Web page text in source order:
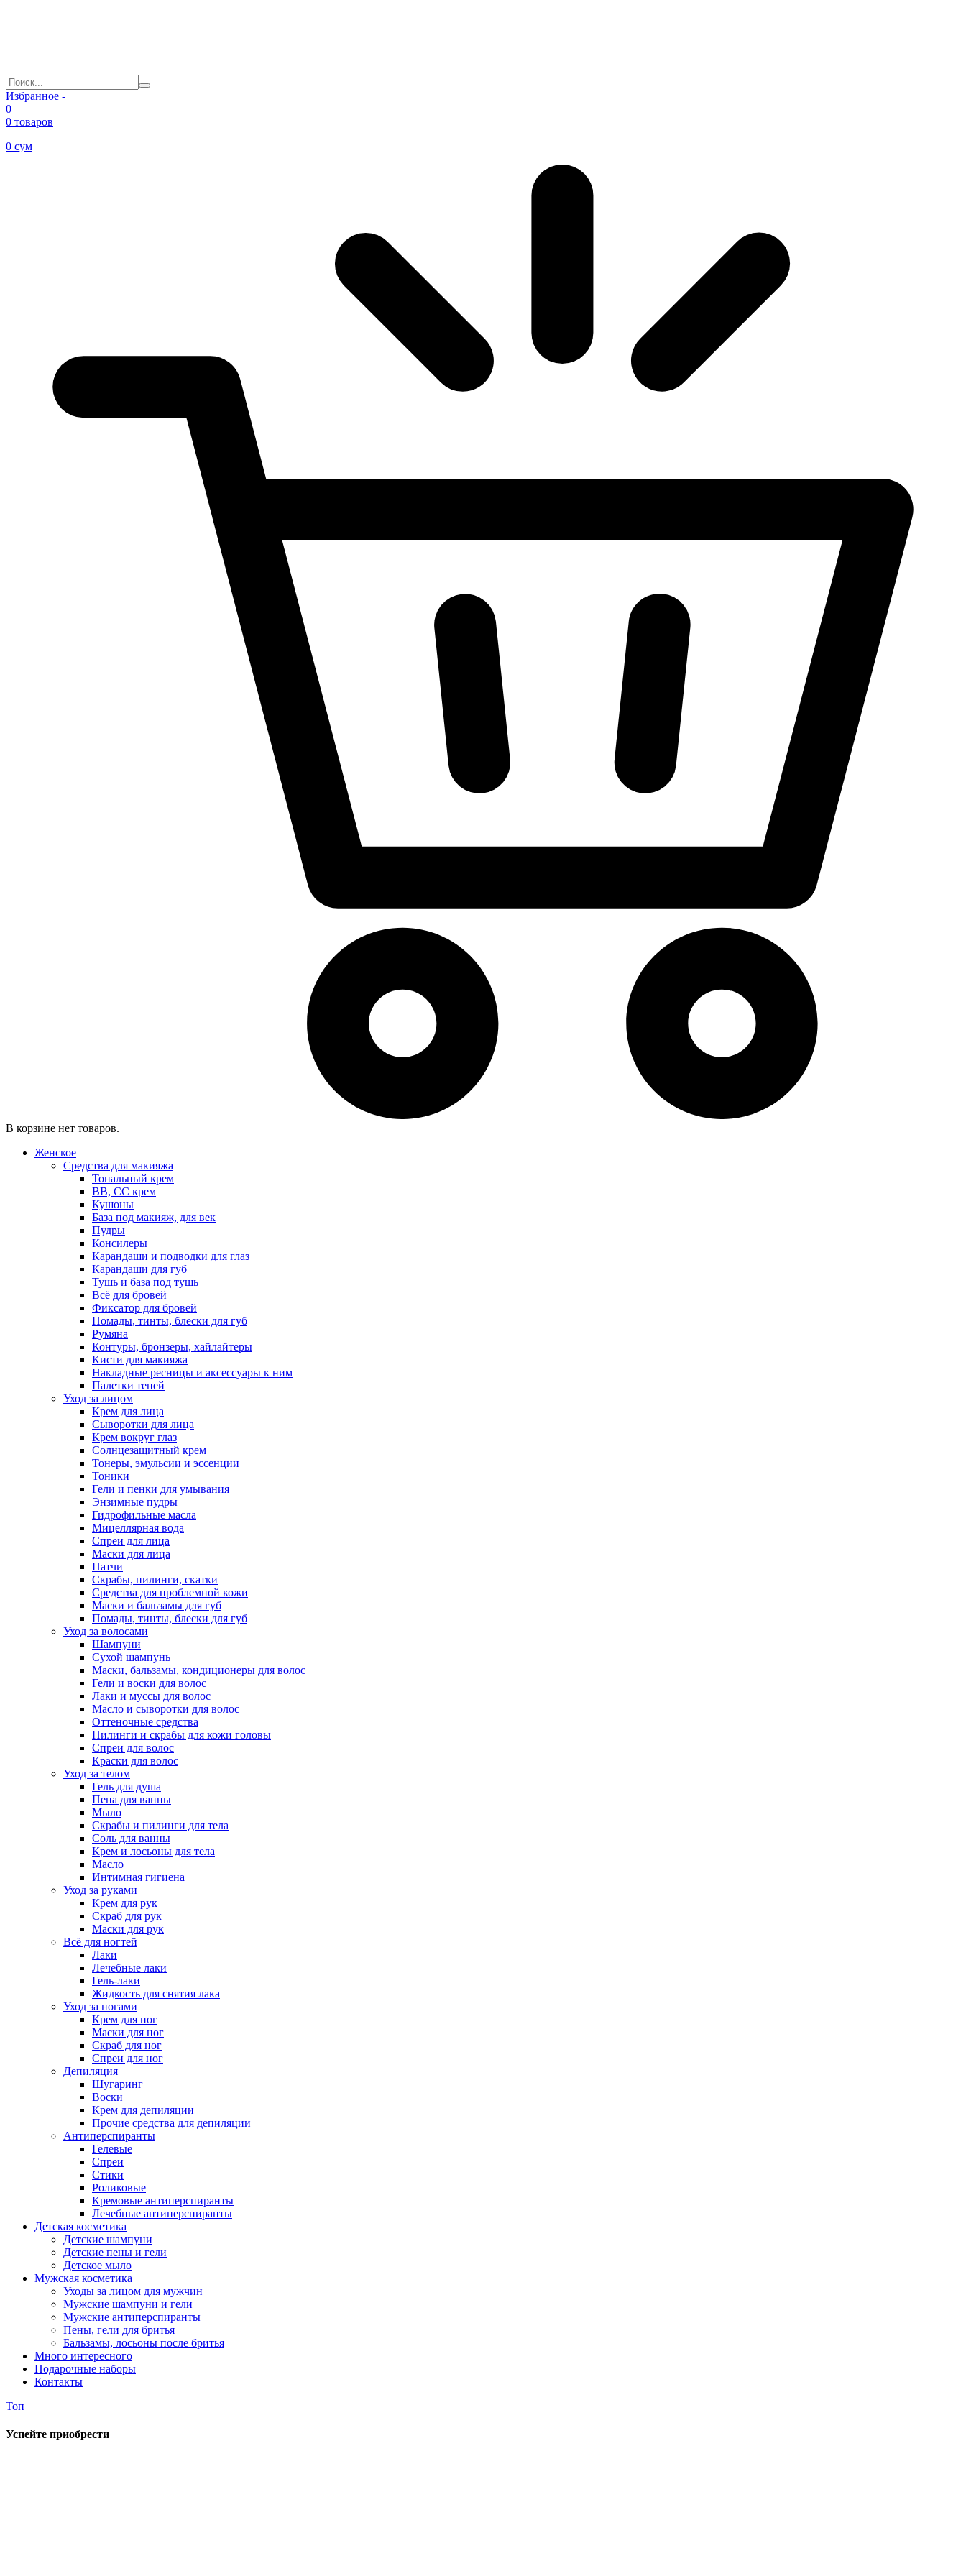
Избранное -
0
0 товаров
0 сум
В корзине нет товаров.
Женское
Средства для макияжа
Тональный крем
BB, CC крем
Кушоны
База под макияж, для век
Пудры
Консилеры
Карандаши и подводки для глаз
Карандаши для губ
Тушь и база под тушь
Всё для бровей
Фиксатор для бровей
Помады, тинты, блески для губ
Румяна
Контуры, бронзеры, хайлайтеры
Кисти для макияжа
Накладные ресницы и аксессуары к ним
Палетки теней
Уход за лицом
Крем для лица
Сыворотки для лица
Крем вокруг глаз
Солнцезащитный крем
Тонеры, эмульсии и эссенции
Тоники
Гели и пенки для умывания
Энзимные пудры
Гидрофильные масла
Мицеллярная вода
Спреи для лица
Маски для лица
Патчи
Скрабы, пилинги, скатки
Средства для проблемной кожи
Маски и бальзамы для губ
Помады, тинты, блески для губ
Уход за волосами
Шампуни
Сухой шампунь
Маски, бальзамы, кондиционеры для волос
Гели и воски для волос
Лаки и муссы для волос
Масло и сыворотки для волос
Оттеночные средства
Пилинги и скрабы для кожи головы
Спреи для волос
Краски для волос
Уход за телом
Гель для душа
Пена для ванны
Мыло
Скрабы и пилинги для тела
Соль для ванны
Крем и лосьоны для тела
Масло
Интимная гигиена
Уход за руками
Крем для рук
Скраб для рук
Маски для рук
Всё для ногтей
Лаки
Лечебные лаки
Гель-лаки
Жидкость для снятия лака
Уход за ногами
Крем для ног
Маски для ног
Скраб для ног
Спреи для ног
Депиляция
Шугаринг
Воски
Крем для депиляции
Прочие средства для депиляции
Антиперспиранты
Гелевые
Спреи
Стики
Роликовые
Кремовые антиперспиранты
Лечебные антиперспиранты
Детская косметика
Детские шампуни
Детские пены и гели
Детское мыло
Мужская косметика
Уходы за лицом для мужчин
Мужские шампуни и гели
Мужские антиперспиранты
Пены, гели для бритья
Бальзамы, лосьоны после бритья
Много интересного
Подарочные наборы
Контакты
Топ
Успейте приобрести